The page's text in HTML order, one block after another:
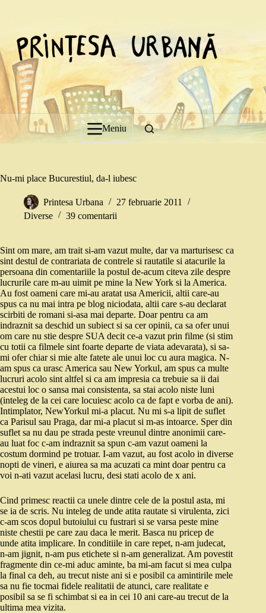
Meniu
Nu-mi place Bucurestiul, da-l iubesc
Printesa Urbana
27 februarie 2011
Diverse
39 comentarii
Sint om mare, am trait si-am vazut multe, dar va marturisesc ca
sint destul de contrariata de contrele si rautatile si atacurile la
persoana din comentariile la postul de-acum citeva zile despre
lucrurile care m-au uimit pe mine la New York si la America.
Au fost oameni care mi-au aratat usa Americii, altii care-au
spus ca nu mai intra pe blog niciodata, altii care s-au declarat
scirbiti de romani si-asa mai departe. Doar pentru ca am
indraznit sa deschid un subiect si sa cer opinii, ca sa ofer unui
om care nu stie despre SUA decit ce-a vazut prin filme (si stim
cu totii ca filmele sint foarte departe de viata adevarata), si sa-
mi ofer chiar si mie alte fatete ale unui loc cu aura magica. N-
am spus ca urasc America sau New Yorkul, am spus ca multe
lucruri acolo sint altfel si ca am impresia ca trebuie sa ii dai
acestui loc o sansa mai consistenta, sa stai acolo niste luni
(inteleg de la cei care locuiesc acolo ca de fapt e vorba de ani).
Intimplator, NewYorkul mi-a placut. Nu mi s-a lipit de suflet
ca Parisul sau Praga, dar mi-a placut si m-as intoarce. Sper din
suflet sa nu dau pe strada peste vreunul dintre anonimii care-
au luat foc c-am indraznit sa spun c-am vazut oameni la
costum dormind pe trotuar. I-am vazut, au fost acolo in diverse
nopti de vineri, e aiurea sa ma acuzati ca mint doar pentru ca
voi n-ati vazut acelasi lucru, desi stati acolo de x ani.
Cind primesc reactii ca unele dintre cele de la postul asta, mi
se ia de scris. Nu inteleg de unde atita rautate si virulenta, zici
c-am scos dopul butoiului cu fustrari si se varsa peste mine
niste chestii pe care zau daca le merit. Basca nu pricep de
unde atita implicare. In conditiile in care repet, n-am judecat,
n-am jignit, n-am pus etichete si n-am generalizat. Am povestit
fragmente din ce-mi aduc aminte, ba mi-am facut si mea culpa
la final ca deh, au trecut niste ani si e posibil ca amintirile mele
sa nu fie tocmai fidele realitatii de atunci, care realitate e
posibil sa se fi schimbat si ea in cei 10 ani care-au trecut de la
ultima mea vizita.